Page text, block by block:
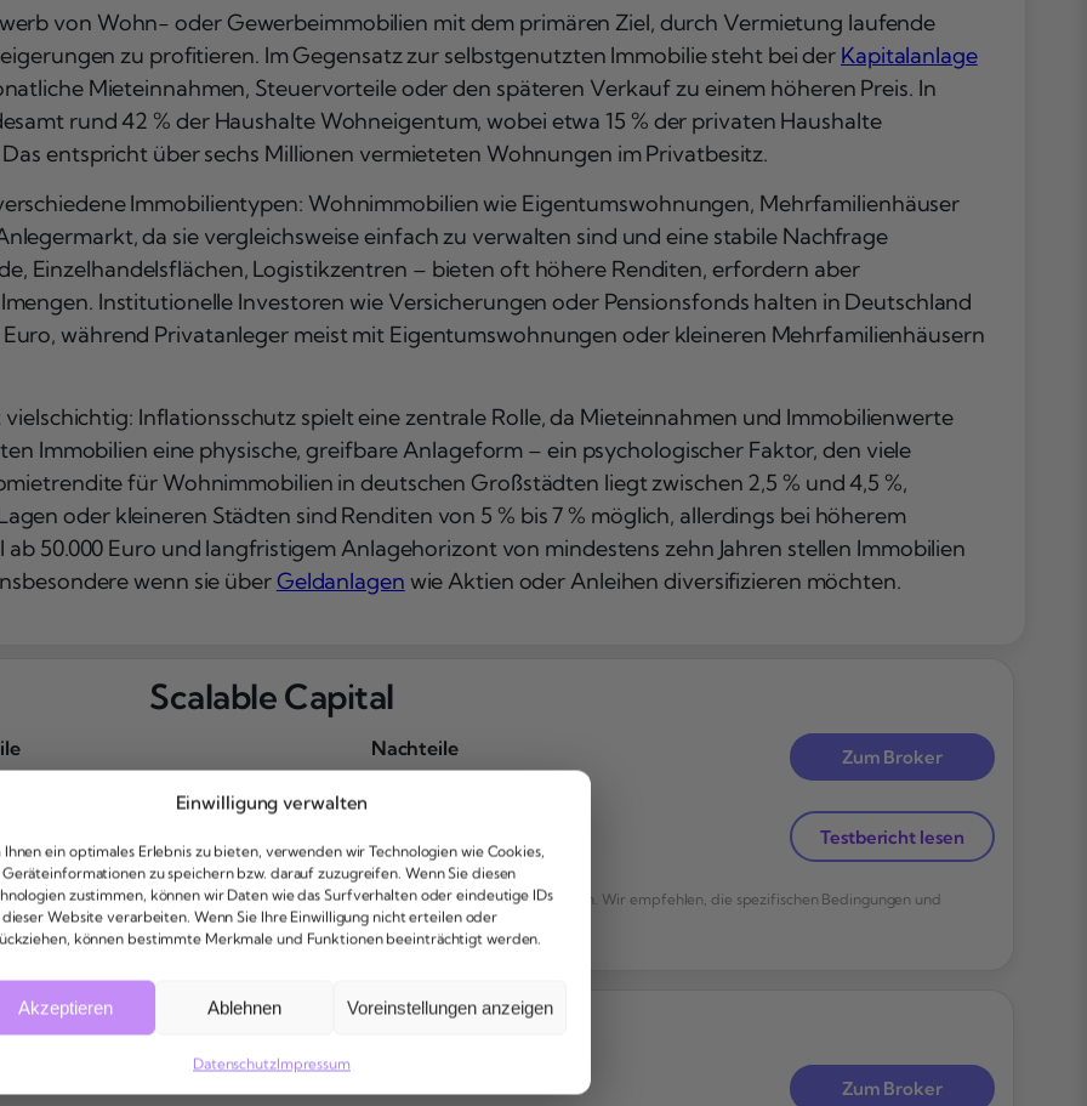
Einwilligung verwalten
Ihnen ein optimales Erlebnis zu bieten, verwenden wir Technologien wie Cookies,
zu speichern bzw. darauf zuzugreifen. Wenn Sie diesen
zustimmen, können wir Daten wie das Surfverhalten oder eindeutige IDs
Website verarbeiten. Wenn Sie Ihre Einwilligung nicht erteilen oder
können bestimmte Merkmale und Funktionen beeinträchtigt werden.
Akzeptieren Ablehnen Voreinstellungen anzeigen
DatenschutzImpressum
von Wohn- oder Gewerbeimmobilien mit dem primären Ziel, durch Vermietung laufende
zu profitieren. Im Gegensatz zur selbstgenutzten Immobilie steht bei der Kapitalanlage
Mieteinnahmen, Steuervorteile oder den späteren Verkauf zu einem höheren Preis. In
rund 42 % der Haushalte Wohneigentum, wobei etwa 15 % der privaten Haushalte
entspricht über sechs Millionen vermieteten Wohnungen im Privatbesitz.
Immobilientypen: Wohnimmobilien wie Eigentumswohnungen, Mehrfamilienhäuser
da sie vergleichsweise einfach zu verwalten sind und eine stabile Nachfrage
Einzelhandelsflächen, Logistikzentren – bieten oft höhere Renditen, erfordern aber
Institutionelle Investoren wie Versicherungen oder Pensionsfonds halten in Deutschland
während Privatanleger meist mit Eigentumswohnungen oder kleineren Mehrfamilienhäusern
Inflationsschutz spielt eine zentrale Rolle, da Mieteinnahmen und Immobilienwerte
Immobilien eine physische, greifbare Anlageform – ein psychologischer Faktor, den viele
für Wohnimmobilien in deutschen Großstädten liegt zwischen 2,5 % und 4,5 %,
oder kleineren Städten sind Renditen von 5 % bis 7 % möglich, allerdings bei höherem
50.000 Euro und langfristigem Anlagehorizont von mindestens zehn Jahren stellen Immobilien
wenn sie überGeldanlagen wie Aktien oder Anleihen diversifizieren möchten.
Scalable Capital
Sparplan Angebot
Auswahl
Nachteile
Kein Trailing
Keine Neuemissionen
Zum Broker
Testbericht lesen
Gewähr für die Aktualität der bereitgestellten Informationen übernommen werden. Wir empfehlen, die spezifischen Bedingungen und
SMARTBROKER
Zum Broker
Fragen